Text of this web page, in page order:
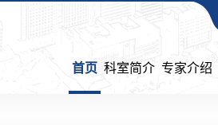
首页 科室简介 专家介绍